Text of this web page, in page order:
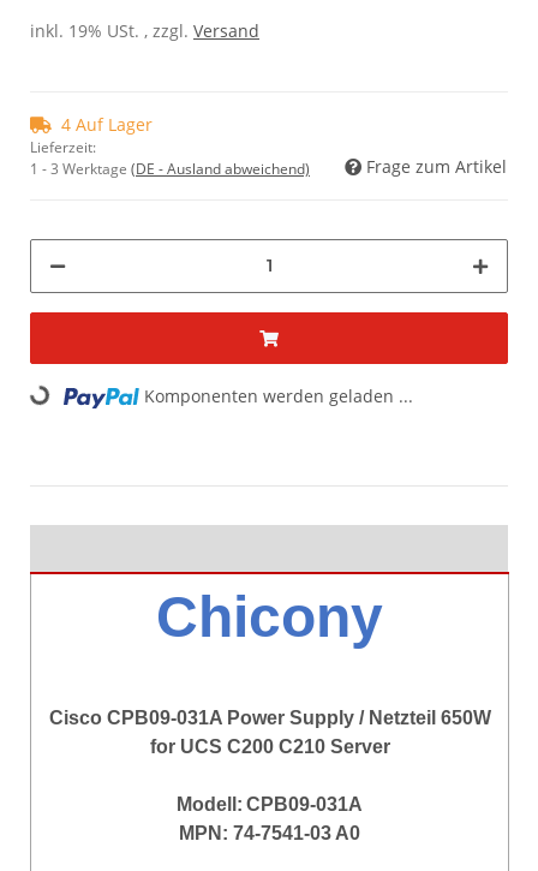
inkl. 19% USt. , zzgl. Versand
4 Auf Lager
Lieferzeit:
1 - 3 Werktage (DE - Ausland abweichend) Frage zum Artikel
Komponenten werden geladen ...
Chicony
Cisco CPB09-031A Power Supply / Netzteil 650W
for UCS C200 C210 Server
Modell: CPB09-031A
MPN: 74-7541-03 A0